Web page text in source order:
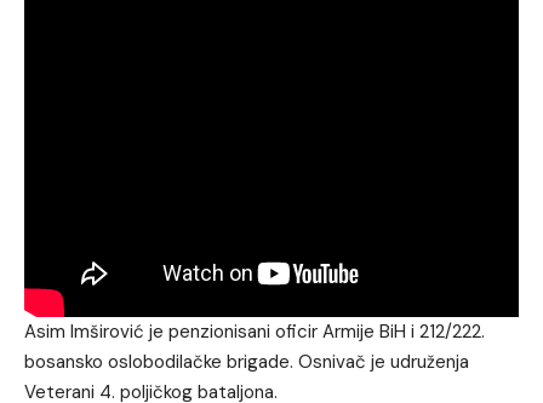
Asim Imširović je penzionisani oficir Armije BiH i 212/222.
bosansko oslobodilačke brigade. Osnivač je udruženja
Veterani 4. poljičkog bataljona.